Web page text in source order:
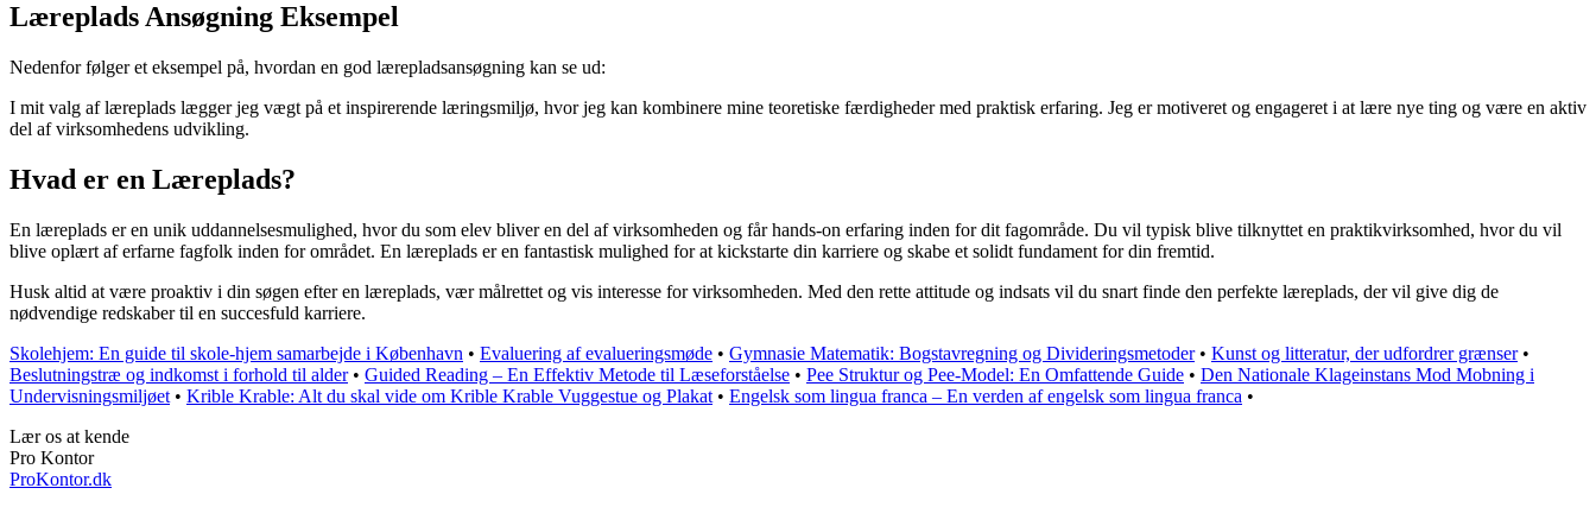
Læreplads Ansøgning Eksempel
Nedenfor følger et eksempel på, hvordan en god lærepladsansøgning kan se ud:
I mit valg af læreplads lægger jeg vægt på et inspirerende læringsmiljø, hvor jeg kan kombinere mine teoretiske færdigheder med praktisk erfaring. Jeg er motiveret og engageret i at lære nye ting og være en aktiv
del af virksomhedens udvikling.
Hvad er en Læreplads?
En læreplads er en unik uddannelsesmulighed, hvor du som elev bliver en del af virksomheden og får hands-on erfaring inden for dit fagområde. Du vil typisk blive tilknyttet en praktikvirksomhed, hvor du vil
blive oplært af erfarne fagfolk inden for området. En læreplads er en fantastisk mulighed for at kickstarte din karriere og skabe et solidt fundament for din fremtid.
Husk altid at være proaktiv i din søgen efter en læreplads, vær målrettet og vis interesse for virksomheden. Med den rette attitude og indsats vil du snart finde den perfekte læreplads, der vil give dig de
nødvendige redskaber til en succesfuld karriere.
Skolehjem: En guide til skole-hjem samarbejde i København • Evaluering af evalueringsmøde • Gymnasie Matematik: Bogstavregning og Divideringsmetoder• Kunst og litteratur, der udfordrer grænser•
Beslutningstræ og indkomst i forhold til alder• Guided Reading – En Effektiv Metode til Læseforståelse • Pee Struktur og Pee-Model: En Omfattende Guide • Den Nationale Klageinstans Mod Mobning i
Undervisningsmiljøet • Krible Krable: Alt du skal vide om Krible Krable Vuggestue og Plakat • Engelsk som lingua franca – En verden af engelsk som lingua franca •
Lær os at kende
Pro Kontor
ProKontor.dk